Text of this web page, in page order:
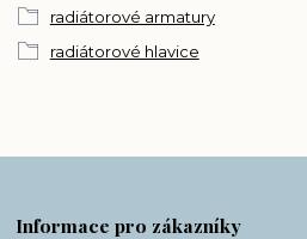
radiátorové armatury
radiátorové hlavice
Informace pro zákazníky